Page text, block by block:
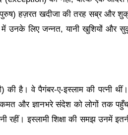
पुरुष) हज़रत खदीजा की तरह सब्र और
उनके लिए जन्नत, यानी खुशियों और
की है। वे पैगंबर-ए-इस्लाम की पत्नी
और ज्ञानभरे संदेश को लोगों तक
रहीं। इस्लामी शिक्षा की समझ उनमें